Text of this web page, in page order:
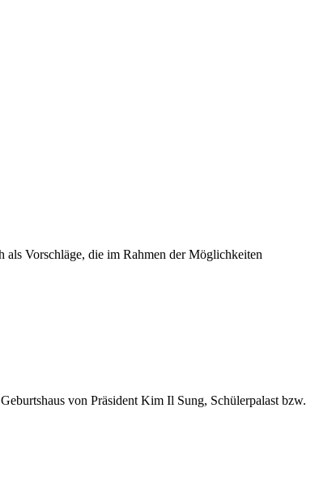
als Vorschläge, die im Rahmen der Möglichkeiten
von Präsident Kim Il Sung, Schülerpalast bzw.